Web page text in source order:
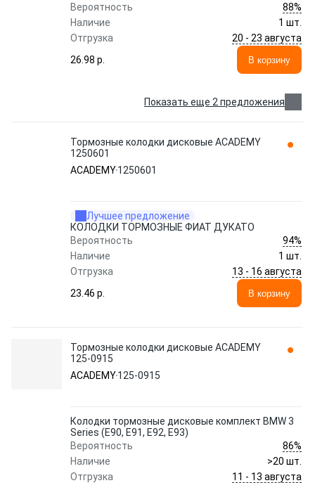
Вероятность
88%
Наличие
1 шт.
Отгрузка
20 - 23 августа
26.98 p.
В корзину
Показать еще 2 предложения
Тормозные колодки дисковые ACADEMY
1250601
ACADEMY1250601
Лучшее предложение
КОЛОДКИ ТОРМОЗНЫЕ ФИАТ ДУКАТО
Вероятность
94%
Наличие
1 шт.
Отгрузка
13 - 16 августа
23.46 p.
В корзину
Тормозные колодки дисковые ACADEMY
125-0915
ACADEMY125-0915
Колодки тормозные дисковые комплект BMW 3
Series (E90, E91, E92, E93)
Вероятность
86%
Наличие
>20 шт.
Отгрузка
11 - 13 августа